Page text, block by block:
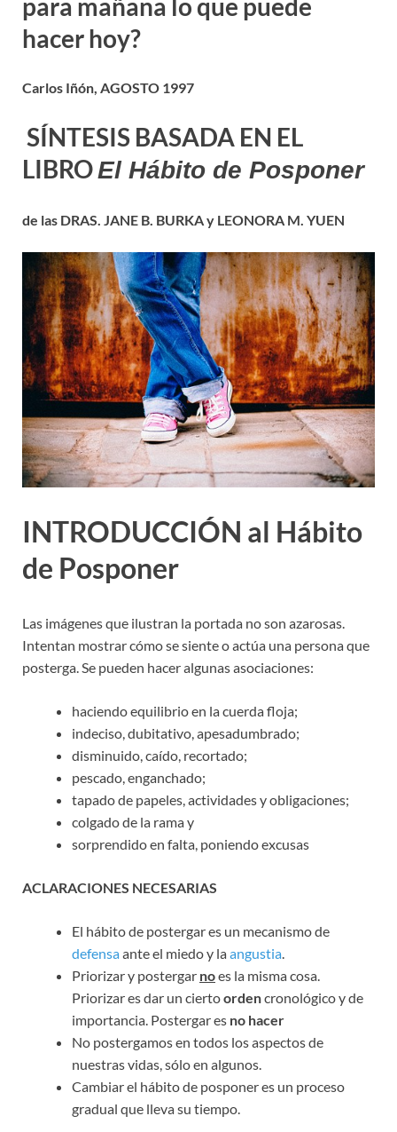
hacer hoy?
Carlos Iñón, AGOSTO 1997
SÍNTESIS BASADA EN EL
LIBROEl Hábito de Posponer
de las DRAS. JANE B. BURKA y LEONORA M. YUEN
INTRODUCCIÓN al Hábito
de Posponer
Las imágenes que ilustran la portada no son azarosas.
Intentan mostrar cómo se siente o actúa una persona que
posterga. Se pueden hacer algunas asociaciones:
haciendo equilibrio en la cuerda floja;
indeciso, dubitativo, apesadumbrado;
disminuido, caído, recortado;
pescado, enganchado;
tapado de papeles, actividades y obligaciones;
colgado de la rama y
sorprendido en falta, poniendo excusas
ACLARACIONES NECESARIAS
El hábito de postergar es un mecanismo de
defensaante el miedo y laangustia.
Priorizar y postergar noes la misma cosa.
Priorizar es dar un ciertoordencronológico y de
importancia. Postergar es no hacer
No postergamos en todos los aspectos de
nuestras vidas, sólo en algunos.
Cambiar el hábito de posponer es un proceso
gradual que lleva su tiempo.